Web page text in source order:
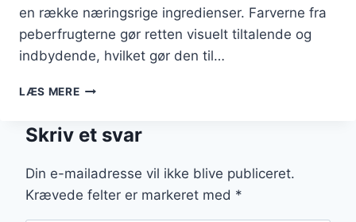
en række næringsrige ingredienser. Farverne fra
peberfrugterne gør retten visuelt tiltalende og
indbydende, hvilket gør den til…
LÆS MEREWOK
OG
FARVERIG
RET
Skriv et svar
Din e-mailadresse vil ikke blive publiceret.
Krævede felter er markeret med *